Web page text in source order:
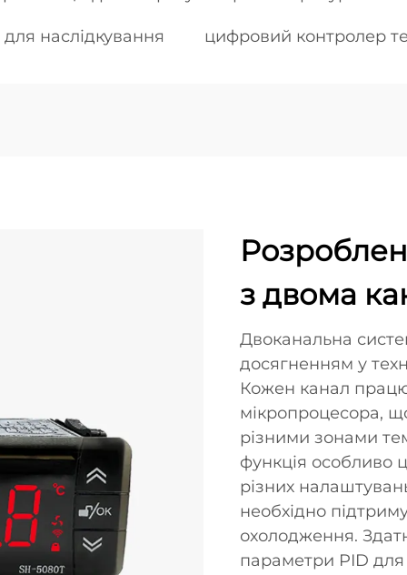
наслідкування цифровий контролер
з двома
Двоканальна
досягненням у
Кожен канал
мікропроцесора,
різними зонами
функція особливо
різних
необхідно
охолодження.
параметри PID